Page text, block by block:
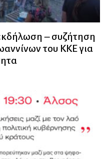
– συζήτηση
του ΚΚΕ για